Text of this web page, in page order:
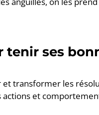
ses
transformer les
actions et